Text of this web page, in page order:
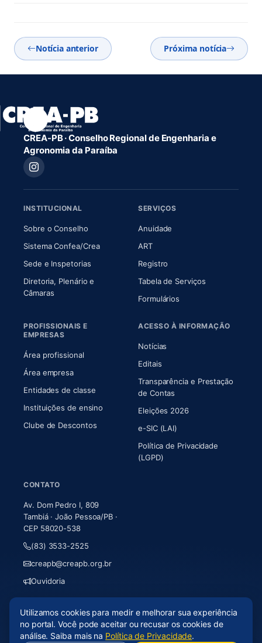
Notícia anterior Próxima notícia
CREA-PB · Conselho Regional de Engenharia e
Agronomia da Paraíba
INSTITUCIONAL
Sobre o Conselho(abre em nova aba)
Sistema Confea/Crea(abre em nova aba)
Sede e Inspetorias
Diretoria, Plenário e
Câmaras(abre em nova aba)
SERVIÇOS
Anuidade
ART(abre em nova aba)
Registro
Tabela de Serviços
Formulários
PROFISSIONAIS E
EMPRESAS
Área profissional
Área empresa
Entidades de classe
Instituições de ensino
Clube de Descontos
ACESSO À INFORMAÇÃO
Notícias
Editais
Transparência e Prestação
de Contas
Eleições 2026
e-SIC (LAI)
Política de Privacidade
(LGPD)
CONTATO
Av. Dom Pedro I, 809
Tambiá · João Pessoa/PB ·
CEP 58020-538
(83) 3533-2525
creapb@creapb.org.br
Ouvidoria
© 2026 CREA-PB · Todos os direitos reservados
Acessibilidade
Mapa do site· LGPD
Utilizamos cookies para medir e melhorar sua experiência
no portal. Você pode aceitar ou recusar os cookies de
análise. Saiba mais na Política de Privacidade.